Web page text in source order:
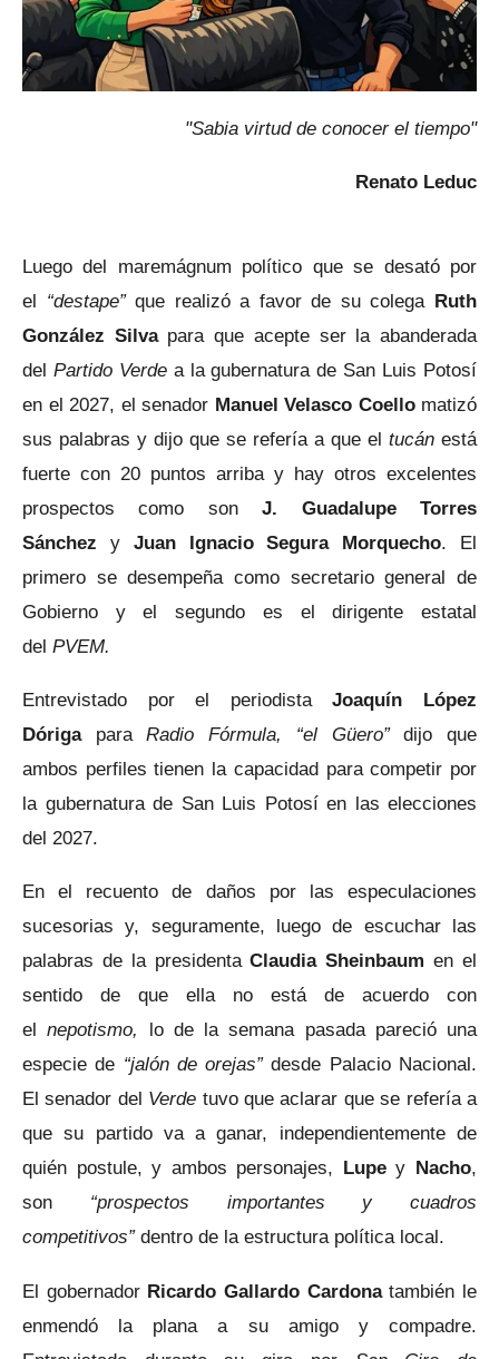
"Sabia virtud de conocer el tiempo"
Renato Leduc
Luego del maremágnum político que se desató por
el “destape”que realizó a favor de su colega Ruth
González Silva para que acepte ser la abanderada
del Partido Verdea la gubernatura de San Luis Potosí
en el 2027, el senador Manuel Velasco Coello matizó
sus palabras y dijo que se refería a que el tucán está
fuerte con 20 puntos arriba y hay otros excelentes
prospectos como son
J. Guadalupe Torres
Sánchez
y Juan Ignacio Segura Morquecho. El
primero se desempeña como secretario general de
Gobierno y el segundo es el dirigente estatal
del PVEM.
Entrevistado por el periodista
Joaquín López
Dóriga
paraRadio Fórmula, “el Güero”
dijo que
ambos perfiles tienen la capacidad para competir por
la gubernatura de San Luis Potosí en las elecciones
del 2027.
En el recuento de daños por las especulaciones
sucesorias y, seguramente, luego de escuchar las
palabras de la presidenta Claudia Sheinbaum en el
sentido de que ella no está de acuerdo con
el nepotismo,
lo de la semana pasada pareció una
especie de “jalón de orejas”desde Palacio Nacional.
El senador del Verde tuvo que aclarar que se refería a
que su partido va a ganar, independientemente de
quién postule, y ambos personajes, Lupe y Nacho,
son “prospectos importantes y cuadros
competitivos”dentro de la estructura política local.
El gobernador Ricardo Gallardo Cardona también le
enmendó la plana a su amigo y compadre.